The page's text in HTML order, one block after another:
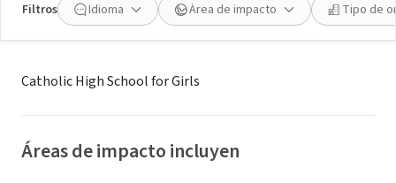
Filtros Idioma Área de impacto Tipo de
Acerca de
Catholic High School for Girls
Áreas de impacto incluyen